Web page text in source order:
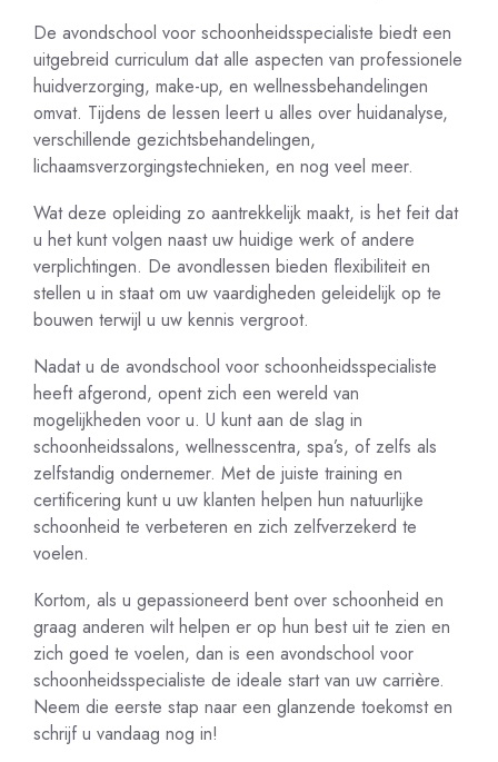
De avondschool voor schoonheidsspecialiste biedt een
uitgebreid curriculum dat alle aspecten van professionele
huidverzorging, make-up, en wellnessbehandelingen
omvat. Tijdens de lessen leert u alles over huidanalyse,
verschillende gezichtsbehandelingen,
lichaamsverzorgingstechnieken, en nog veel meer.
Wat deze opleiding zo aantrekkelijk maakt, is het feit dat
u het kunt volgen naast uw huidige werk of andere
verplichtingen. De avondlessen bieden flexibiliteit en
stellen u in staat om uw vaardigheden geleidelijk op te
bouwen terwijl u uw kennis vergroot.
Nadat u de avondschool voor schoonheidsspecialiste
heeft afgerond, opent zich een wereld van
mogelijkheden voor u. U kunt aan de slag in
schoonheidssalons, wellnesscentra, spa’s, of zelfs als
zelfstandig ondernemer. Met de juiste training en
certificering kunt u uw klanten helpen hun natuurlijke
schoonheid te verbeteren en zich zelfverzekerd te
voelen.
Kortom, als u gepassioneerd bent over schoonheid en
graag anderen wilt helpen er op hun best uit te zien en
zich goed te voelen, dan is een avondschool voor
schoonheidsspecialiste de ideale start van uw carrière.
Neem die eerste stap naar een glanzende toekomst en
schrijf u vandaag nog in!